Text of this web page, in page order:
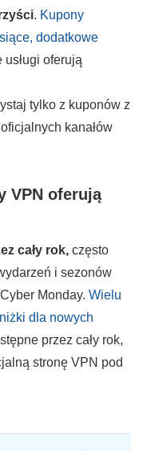
. Kupony
dodatkowe
usługi oferują
tylko z kuponów z
kanałów
VPN oferują
cały rok, często
i sezonów
Monday. Wielu
dla nowych
przez cały rok,
stronę VPN pod